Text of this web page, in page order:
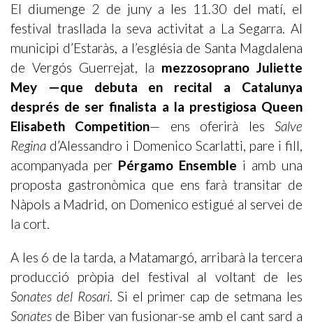
El diumenge 2 de juny a les 11.30 del matí, el
festival trasllada la seva activitat a La Segarra. Al
municipi d’Estaràs, a l’església de Santa Magdalena
de Vergós Guerrejat, la mezzosoprano Juliette
Mey —que debuta en recital a Catalunya
després de ser finalista a la prestigiosa Queen
Elisabeth Competition— ens oferirà lesSalve
Regina d’Alessandro i Domenico Scarlatti, pare i fill,
acompanyada per Pérgamo Ensemble i amb una
proposta gastronòmica que ens farà transitar de
Nàpols a Madrid, on Domenico estigué al servei de
la cort.
A les 6 de la tarda, a Matamargó, arribarà la tercera
producció pròpia del festival al voltant de les
Sonates del Rosari. Si el primer cap de setmana les
Sonates de Biber van fusionar-se amb el cant sard a